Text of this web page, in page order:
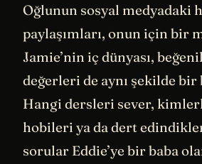
Oğlunun sosyal medyadaki
paylaşımları, onun için bir
Jamie’nin iç dünyası,
değerleri de aynı şekilde
Hangi dersleri sever,
hobileri ya da dert
sorular Eddie’ye bir baba